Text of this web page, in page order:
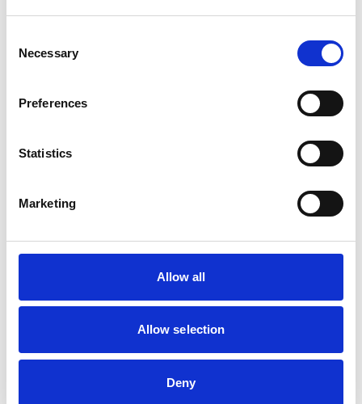
Selection
Necessary
Preferences
Statistics
Marketing
Allow all
Allow selection
Deny
WAW Hondentuig Ergovest
In winkelwagen
WAW
WAW Hondentuig Ergovest